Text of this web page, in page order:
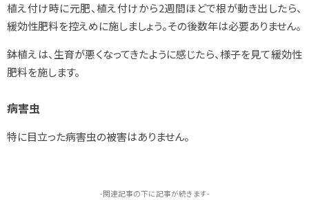
植え付け時に元肥、植え付けから2週間ほどで根が動き出したら、
緩効性肥料を控えめに施しましょう。その後数年は必要ありません。
鉢植えは、生育が悪くなってきたように感じたら、様子を見て緩効性
肥料を施します。
病害虫
特に目立った病害虫の被害はありません。
-関連記事の下に記事が続きます-